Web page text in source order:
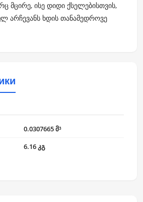
მცირე, ისე დიდი ქსელებისთვის,
არჩევანს ხდის თანამედროვე
0.0307665 მ³
6.16 კგ